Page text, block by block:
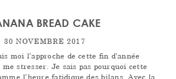
BREAD CAKE
30 NOVEMBRE 2017
moi l’approche de cette fin d’année
me stresser. Je sais pas pourquoi cette
l’heure fatidique des bilans. Avec la